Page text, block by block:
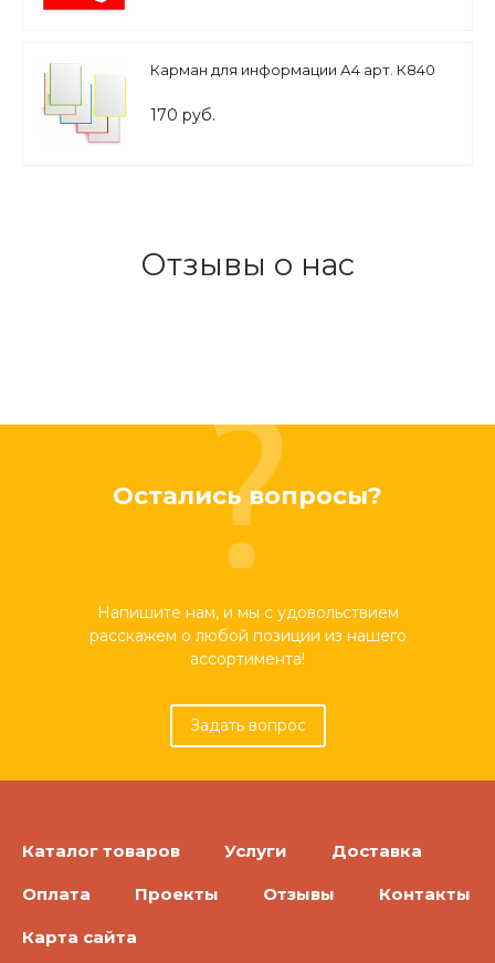
Карман для информации А4 арт. К840
170 руб.
Отзывы о нас
Остались вопросы?
Напишите нам, и мы с удовольствием
расскажем о любой позиции из нашего
ассортимента!
Задать вопрос
Каталог товаров Услуги Доставка
Оплата Проекты Отзывы Контакты
Карта сайта